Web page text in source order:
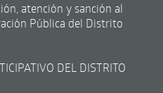
atención y sanción al
Pública del Distrito
DEL DISTRITO